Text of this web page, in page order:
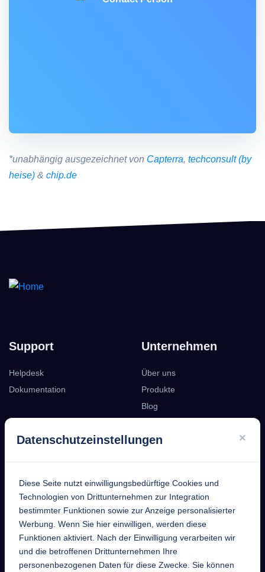
Datenschutzeinstellungen ×
Diese Seite nutzt einwilligungsbedürftige Cookies und
Technologien von Drittunternehmen zur Integration
bestimmter Funktionen sowie zur Anzeige personalisierter
Werbung. Wenn Sie hier einwilligen, werden diese
Funktionen aktiviert. Nach der Einwilligung verarbeiten wir
und die betroffenen Drittunternehmen Ihre
personenbezogenen Daten für diese Zwecke. Sie können
*unabhängig ausgezeichnet von Capterra, techconsult (by
heise) & chip.de
Support
Helpdesk
Dokumentation
Unternehmen
Über uns
Produkte
Blog
Kontakt
EntekSystems
GmbH
Großmannstraße 17
63808 Haibach